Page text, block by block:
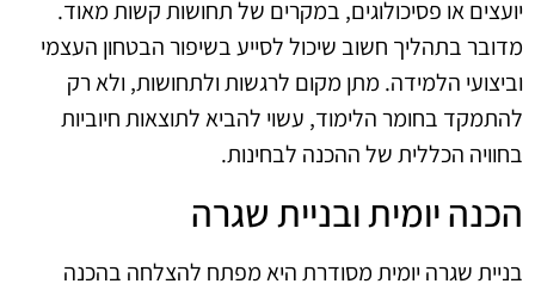
יועצים או פסיכולוגים, במקרים של תחושות קשות מאוד.
מדובר בתהליך חשוב שיכול לסייע בשיפור הבטחון העצמי
וביצועי הלמידה. מתן מקום לרגשות ולתחושות, ולא רק
להתמקד בחומר הלימוד, עשוי להביא לתוצאות חיוביות
בחוויה הכללית של ההכנה לבחינות.
הכנה יומית ובניית שגרה
בניית שגרה יומית מסודרת היא מפתח להצלחה בהכנה